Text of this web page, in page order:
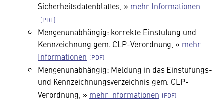
Sicherheitsdatenblattes, » mehr Informationen
Mengenunabhängig: korrekte Einstufung und
Kennzeichnung gem. CLP-Verordnung, » mehr
Informationen
Mengenunabhängig: Meldung in das Einstufungs-
und Kennzeichnungsverzeichnis gem. CLP-
Verordnung, » mehr Informationen